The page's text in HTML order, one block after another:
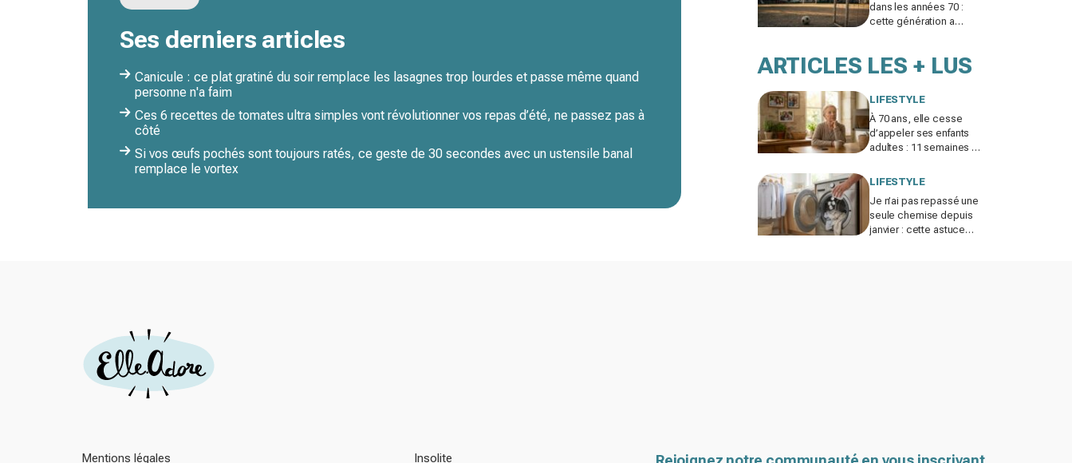
Ses derniers articles
Canicule : ce plat gratiné du soir remplace les lasagnes trop lourdes et passe même quand
personne n'a faim
Ces 6 recettes de tomates ultra simples vont révolutionner vos repas d’été, ne passez pas à
côté
Si vos œufs pochés sont toujours ratés, ce geste de 30 secondes avec un ustensile banal
remplace le vortex
dans les années 70 :
cette génération a
d’aujourd’hui
ARTICLES LES + LUS
LIFESTYLE
À 70 ans, elle cesse
d’appeler ses enfants
adultes : 11 semaines de
brutale sur les familles
LIFESTYLE
Je n’ai pas repassé une
seule chemise depuis
janvier : cette astuce
Mentions légales Insolite